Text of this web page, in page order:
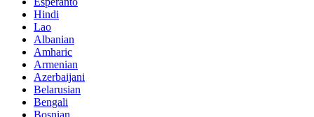
Hindi
Lao
Albanian
Amharic
Armenian
Azerbaijani
Belarusian
Bengali
Bosnian